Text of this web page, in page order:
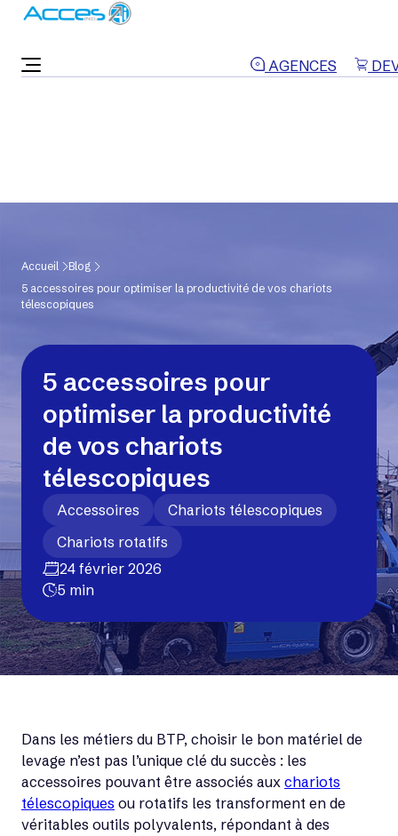
AGENCES
Accueil
Blog
5 accessoires pour optimiser la productivité de vos chariots
télescopiques
5 accessoires pour
optimiser la productivité
de vos chariots
télescopiques
Accessoires
Chariots télescopiques
Chariots rotatifs
24 février 2026
5 min
Dans les métiers du BTP, choisir le bon matériel de
levage n’est pas l’unique clé du succès : les
accessoires pouvant être associés aux chariots
télescopiques ou rotatifs les transforment en de
véritables outils polyvalents, répondant à des